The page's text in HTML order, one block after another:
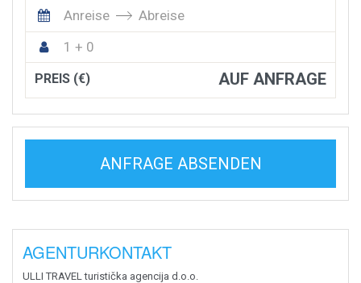
Anreise
Abreise
1 + 0
PREIS (€) AUF ANFRAGE
ANFRAGE ABSENDEN
AGENTURKONTAKT
ULLI TRAVEL turistička agencija d.o.o.